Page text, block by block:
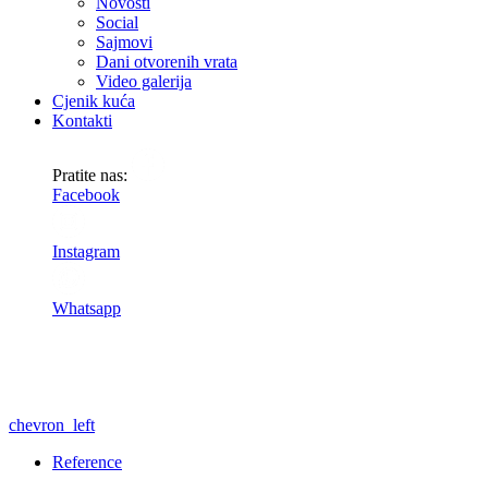
Social
Sajmovi
Dani otvorenih vrata
Video galerija
Cjenik kuća
Kontakti
Pratite nas:
Facebook
Instagram
Whatsapp
chevron_left
Reference